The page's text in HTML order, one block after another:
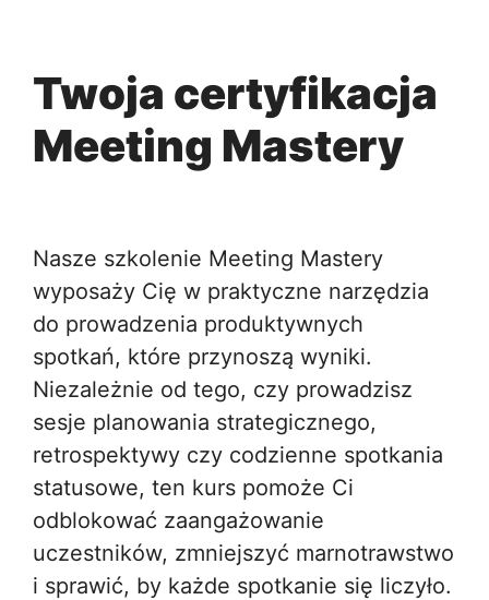
Twoja certyfikacja
Meeting Mastery
Nasze szkolenie Meeting Mastery
wyposaży Cię w praktyczne narzędzia
do prowadzenia produktywnych
spotkań, które przynoszą wyniki.
Niezależnie od tego, czy prowadzisz
sesje planowania strategicznego,
retrospektywy czy codzienne spotkania
statusowe, ten kurs pomoże Ci
odblokować zaangażowanie
uczestników, zmniejszyć marnotrawstwo
i sprawić, by każde spotkanie się liczyło.